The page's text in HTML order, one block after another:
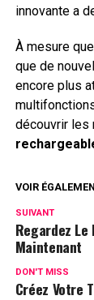
innovante a
À mesure
que de
encore plus
découvrir les
VOIR
SUIVANT
Regardez
Maintenant
DON'T MISS
Créez Votre